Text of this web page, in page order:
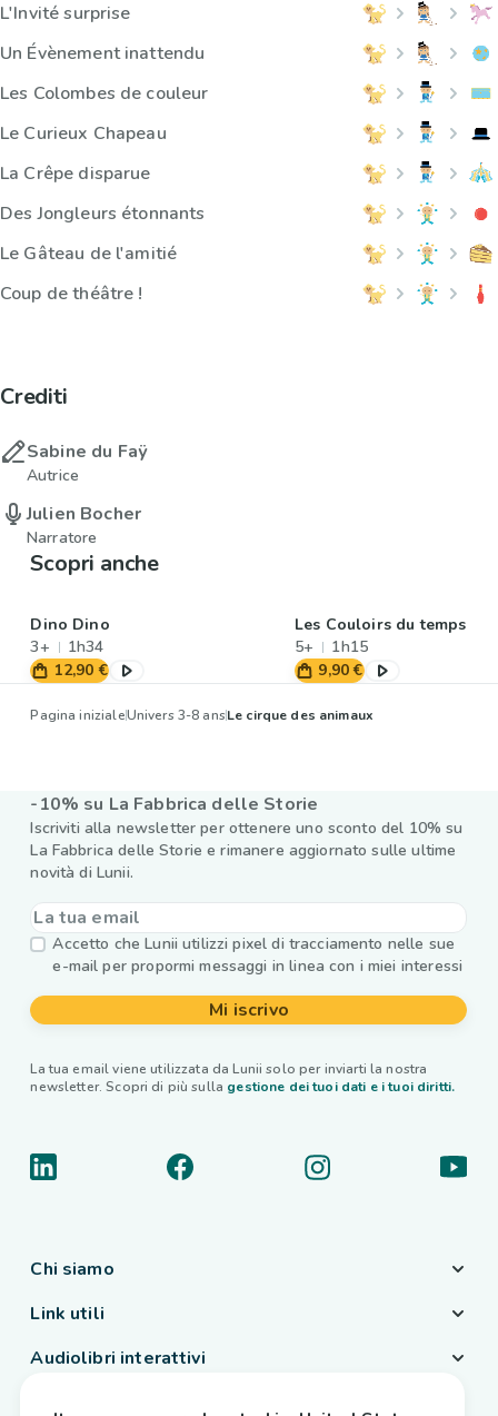
L'Invité surprise
Un Évènement inattendu
Les Colombes de couleur
Le Curieux Chapeau
La Crêpe disparue
Des Jongleurs étonnants
Le Gâteau de l'amitié
Coup de théâtre !
Crediti
Sabine du Faÿ
Autrice
Julien Bocher
Narratore
Scopri anche
Dino Dino
3+
1h34
12,90 €
Les Couloirs du temps
5+
1h15
9,90 €
Pagina inizialeUnivers 3-8 ansLe cirque des animaux
-10% su La Fabbrica delle Storie
Iscriviti alla newsletter per ottenere uno sconto del 10% su
La Fabbrica delle Storie e rimanere aggiornato sulle ultime
novità di Lunii.
Accetto che Lunii utilizzi pixel di tracciamento nelle sue
e-mail per propormi messaggi in linea con i miei interessi
Mi iscrivo
La tua email viene utilizzata da Lunii solo per inviarti la nostra
newsletter. Scopri di più sulla gestione dei tuoi dati e i tuoi diritti.
Chi siamo
Link utili
Audiolibri interattivi